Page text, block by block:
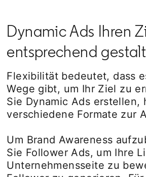
Dynamic Ads Ihren
entsprechend
Flexibilität bedeutet, dass
Wege gibt, um Ihr Ziel zu
Sie Dynamic Ads erstellen,
verschiedene Formate zur
Um Brand Awareness
Sie Follower Ads, um Ihre
Unternehmensseite zu